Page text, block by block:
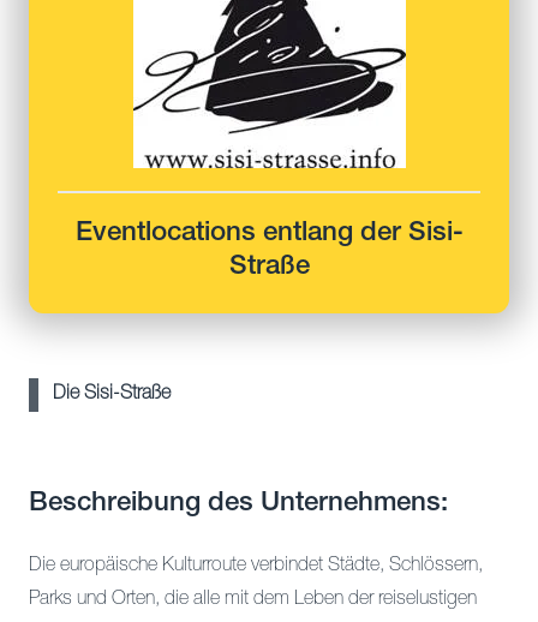
Die Sisi-Straße
Beschreibung des Unternehmens:
Die europäische Kulturroute verbindet Städte, Schlössern,
Parks und Orten, die alle mit dem Leben der reiselustigen
Eventlocations entlang der Sisi-
Straße